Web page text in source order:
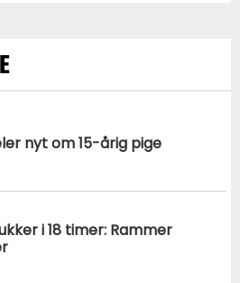
nyt om 15-årig pige
i 18 timer: Rammer